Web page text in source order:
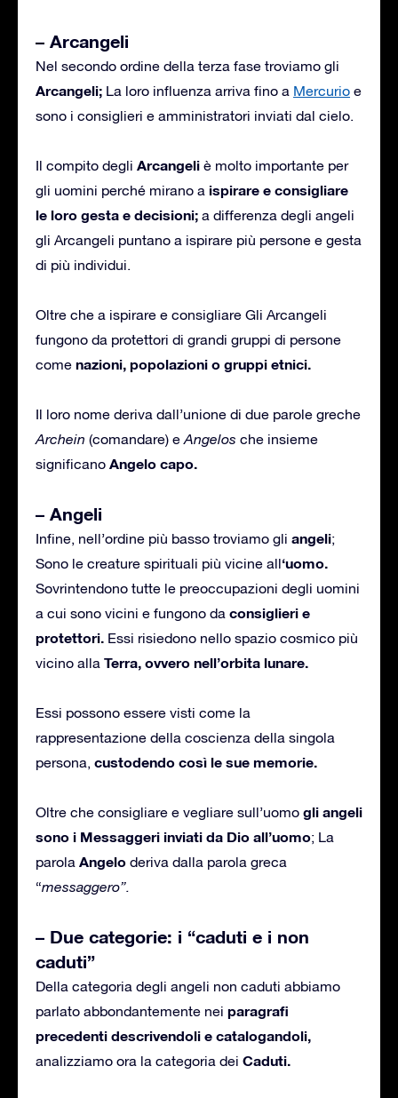
– Arcangeli
Nel secondo ordine della terza fase troviamo gli
Arcangeli; La loro influenza arriva fino a Mercurio e
sono i consiglieri e amministratori inviati dal cielo.
Il compito degli Arcangeli è molto importante per
gli uomini perché mirano a ispirare e consigliare
le loro gesta e decisioni; a differenza degli angeli
gli Arcangeli puntano a ispirare più persone e gesta
di più individui.
Oltre che a ispirare e consigliare Gli Arcangeli
fungono da protettori di grandi gruppi di persone
come nazioni, popolazioni o gruppi etnici.
Il loro nome deriva dall’unione di due parole greche
Archein (comandare) e Angelos che insieme
significano Angelo capo.
– Angeli
Infine, nell’ordine più basso troviamo gli angeli;
Sono le creature spirituali più vicine all‘uomo.
Sovrintendono tutte le preoccupazioni degli uomini
a cui sono vicini e fungono da consiglieri e
protettori. Essi risiedono nello spazio cosmico più
vicino alla Terra, ovvero nell’orbita lunare.
Essi possono essere visti come la
rappresentazione della coscienza della singola
persona, custodendo così le sue memorie.
Oltre che consigliare e vegliare sull’uomo gli angeli
sono i Messaggeri inviati da Dio all’uomo; La
parola Angelo deriva dalla parola greca
“messaggero”.
– Due categorie: i “caduti e i non
caduti”
Della categoria degli angeli non caduti abbiamo
parlato abbondantemente nei paragrafi
precedenti descrivendoli e catalogandoli,
analizziamo ora la categoria dei Caduti.